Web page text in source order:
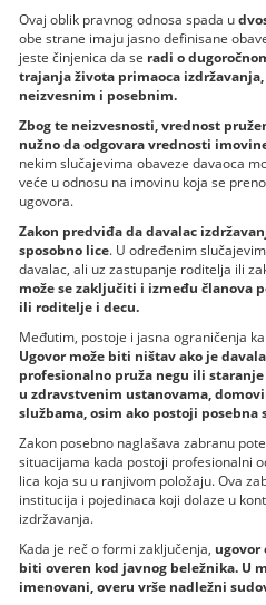
Ovaj oblik pravnog odnosa spada u
obe strane imaju jasno definisane
jeste činjenica da se radi o
trajanja života primaoca
neizvesnim i posebnim.
Zbog te neizvesnosti, vrednost
nužno da odgovara vrednosti
nekim slučajevima obaveze davaoca
veće u odnosu na imovinu koja se
ugovora.
Zakon predviđa da davalac
sposobno lice. U određenim
davalac, ali uz zastupanje roditelja ili
može se zaključiti i između članova
ili roditelje i decu.
Međutim, postoje i jasna ograničenja
Ugovor može biti ništav ako je
profesionalno pruža negu ili
u zdravstvenim ustanovama,
službama, osim ako postoji posebna
Zakon posebno naglašava zabranu
situacijama kada postoji profesionalni
lica koja su u ranjivom položaju. Ova
institucija i pojedinaca koji dolaze u
izdržavanja.
Kada je reč o formi zaključenja, ugovor
biti overen kod javnog beležnika. U
imenovani, overu vrše nadležni